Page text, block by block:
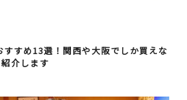
すすめ13選！関西や大阪でしか買えな
介します